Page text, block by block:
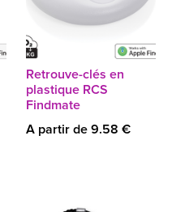
Retrouve-clés en
plastique RCS
Findmate
A partir de 9.58 €